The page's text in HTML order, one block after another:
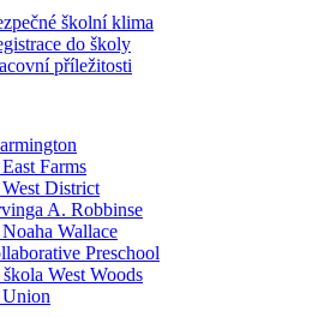
školní klima
do školy
příležitosti
Farms
District
A. Robbinse
Wallace
Preschool
West Woods